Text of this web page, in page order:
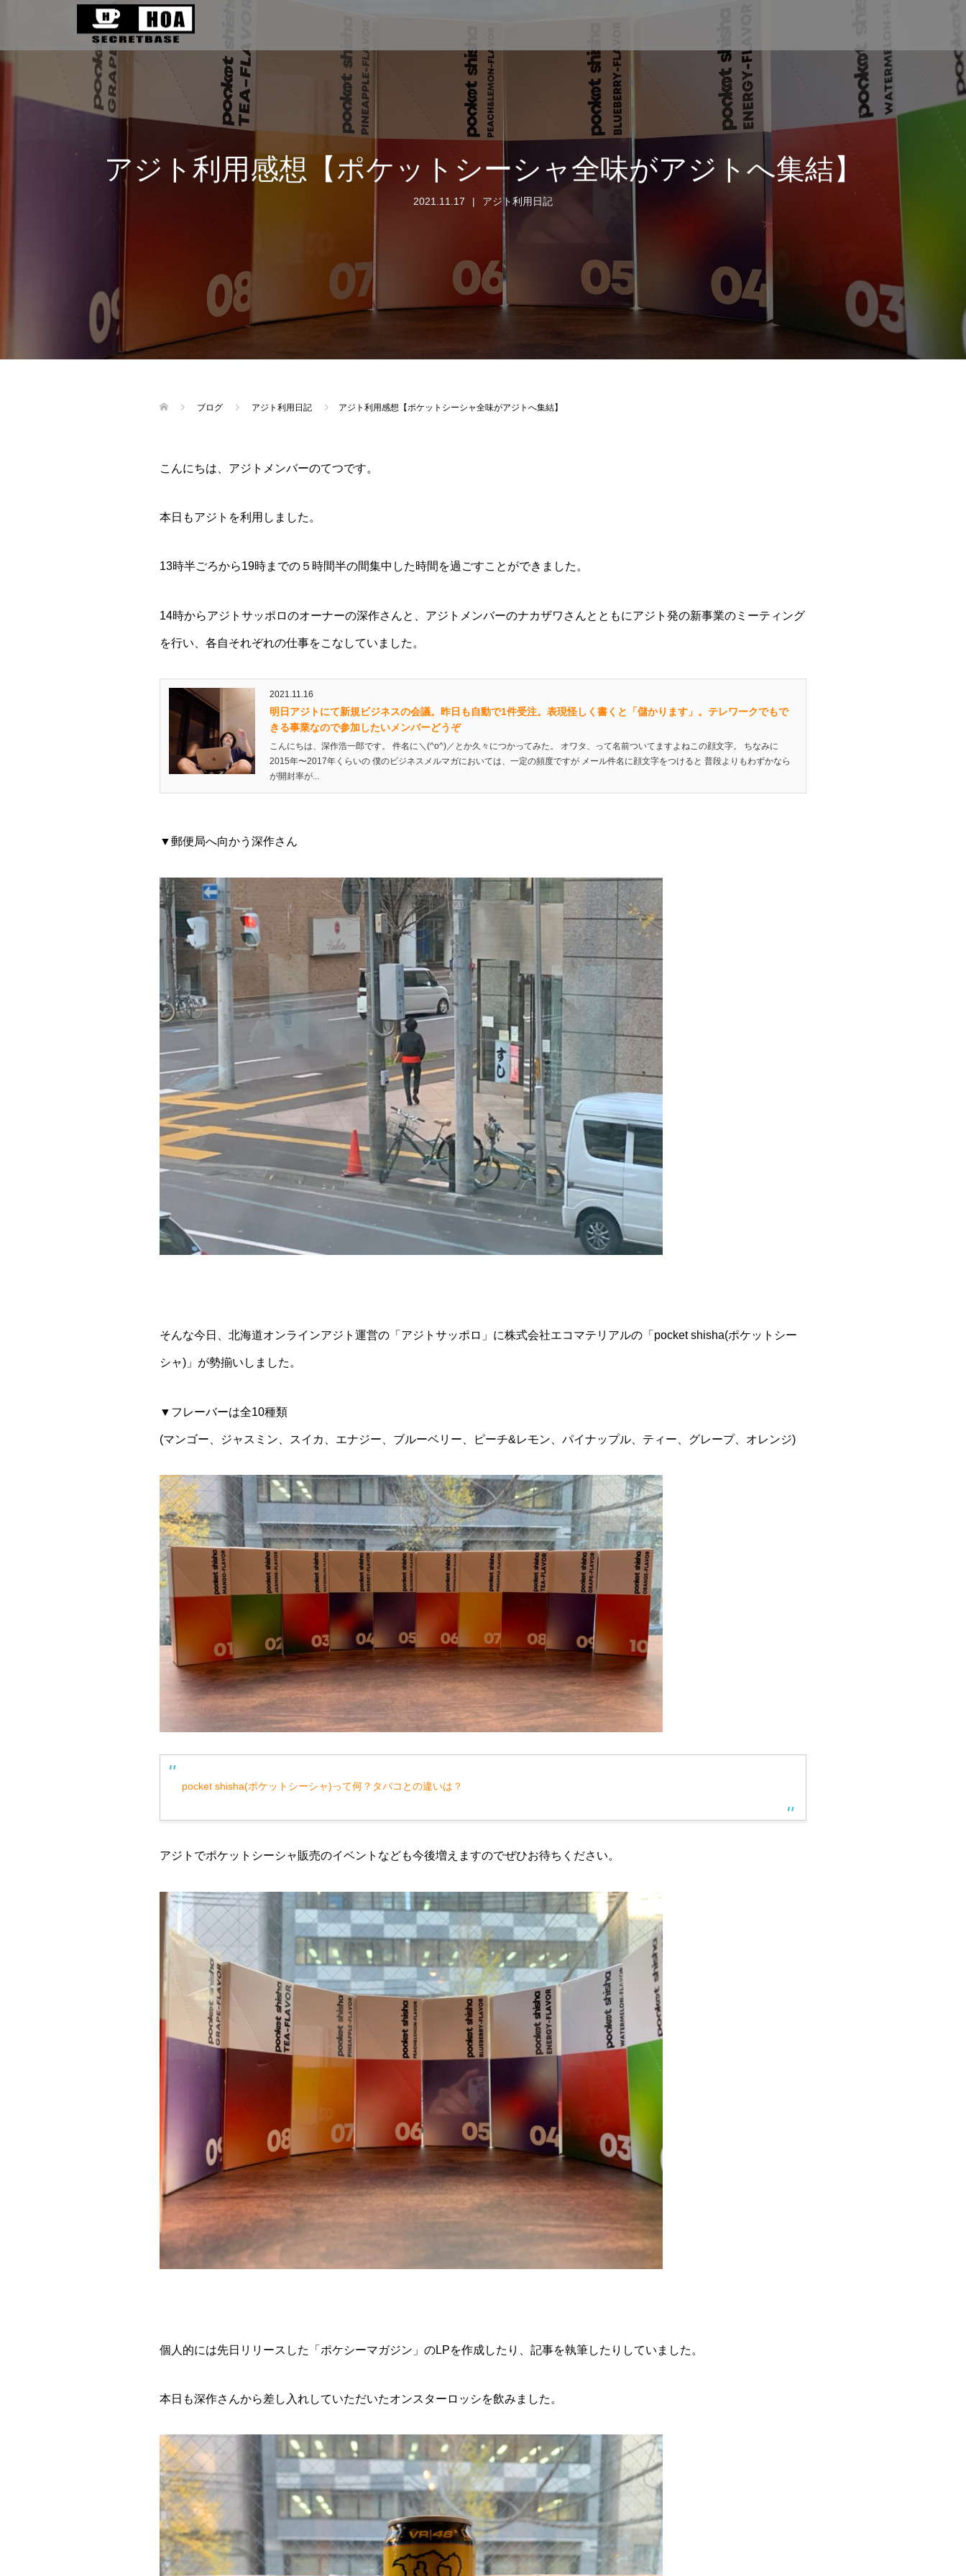
アジト利用感想【ポケットシーシャ全味がアジトへ集結】
2021.11.17 アジト利用日記
ブログ アジト利用日記 アジト利用感想【ポケットシーシャ全味がアジトへ集結】
こんにちは、アジトメンバーのてつです。
本日もアジトを利用しました。
13時半ごろから19時までの５時間半の間集中した時間を過ごすことができました。
14時からアジトサッポロのオーナーの深作さんと、アジトメンバーのナカザワさんとともにアジト発の新事業のミーティング
を行い、各自それぞれの仕事をこなしていました。
2021.11.16
明日アジトにて新規ビジネスの会議。昨日も自動で1件受注。表現怪しく書くと「儲かります」。テレワークでもで
きる事業なので参加したいメンバーどうぞ
こんにちは、深作浩一郎です。 件名に＼(^o^)／とか久々につかってみた。 オワタ、って名前ついてますよねこの顔文字。 ちなみに
2015年〜2017年くらいの 僕のビジネスメルマガにおいては、一定の頻度ですが メール件名に顔文字をつけると 普段よりもわずかなら
が開封率が...
▼郵便局へ向かう深作さん
そんな今日、北海道オンラインアジト運営の「アジトサッポロ」に株式会社エコマテリアルの「pocket shisha(ポケットシー
シャ)」が勢揃いしました。
▼フレーバーは全10種類
(マンゴー、ジャスミン、スイカ、エナジー、ブルーベリー、ピーチ&レモン、パイナップル、ティー、グレープ、オレンジ)
pocket shisha(ポケットシーシャ)って何？タバコとの違いは？
アジトでポケットシーシャ販売のイベントなども今後増えますのでぜひお待ちください。
個人的には先日リリースした「ポケシーマガジン」のLPを作成したり、記事を執筆したりしていました。
本日も深作さんから差し入れしていただいたオンスターロッシを飲みました。